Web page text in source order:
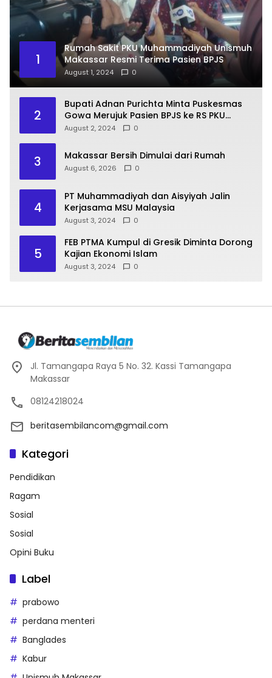
1
Rumah Sakit PKU Muhammadiyah Unismuh
Makassar Resmi Terima Pasien BPJS
August 1, 2024 0
2
Bupati Adnan Purichta Minta Puskesmas
Gowa Merujuk Pasien BPJS ke RS PKU
Muhammadiyah Unismuh Makassar
August 2, 2024 0
3 Makassar Bersih Dimulai dari Rumah
August 6, 2026 0
4
PT Muhammadiyah dan Aisyiyah Jalin
Kerjasama MSU Malaysia
August 3, 2024 0
5
FEB PTMA Kumpul di Gresik Diminta Dorong
Kajian Ekonomi Islam
August 3, 2024 0
Jl. Tamangapa Raya 5 No. 32. Kassi Tamangapa
Makassar
08124218024
beritasembilancom@gmail.com
Kategori
Pendidikan
Ragam
Sosial
Sosial
Opini Buku
Label
prabowo
perdana menteri
Banglades
Kabur